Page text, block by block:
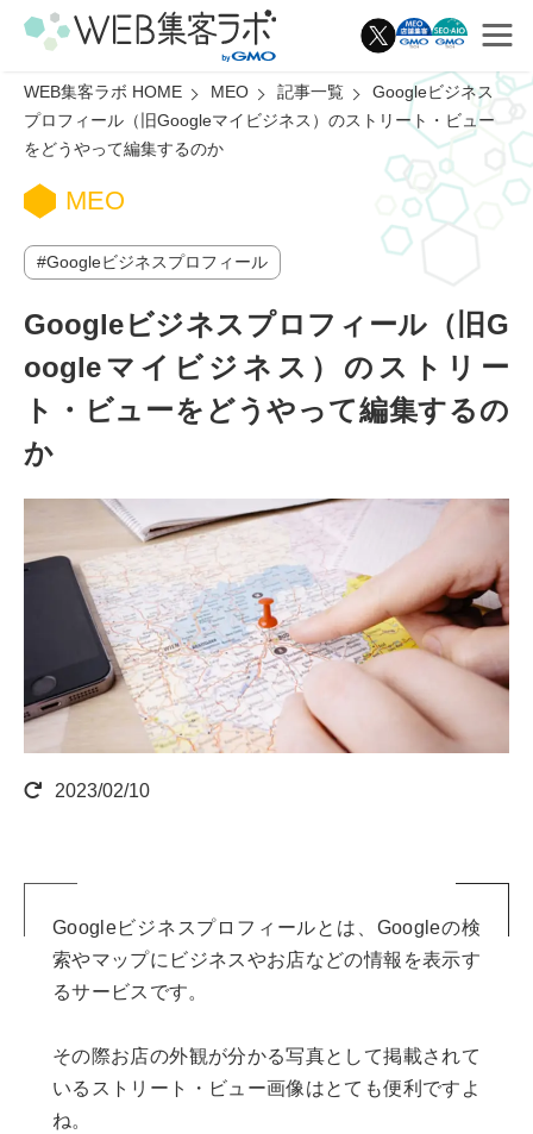
WEB集客ラボ HOME MEO 記事一覧
Googleビジネス
プロフィール（旧Googleマイビジネス）のストリート・ビュー
をどうやって編集するのか
MEO
Googleビジネスプロフィール
Googleビジネスプロフィール（旧G
oogleマイビジネス）のストリー
ト・ビューを どうやって編集するの
か
2023/02/10
Googleビジネスプロフィールとは、Googleの検
索やマップにビジネスやお店などの情報を表示す
るサービスです。
その際お店の外観が分かる写真として掲載されて
いるストリート・ビュー画像はとても便利ですよ
ね。